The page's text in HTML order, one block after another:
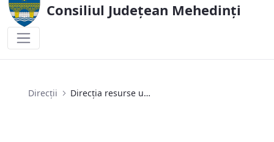
Consiliul Județean Mehedinți
Direcții Direcția resurse umane